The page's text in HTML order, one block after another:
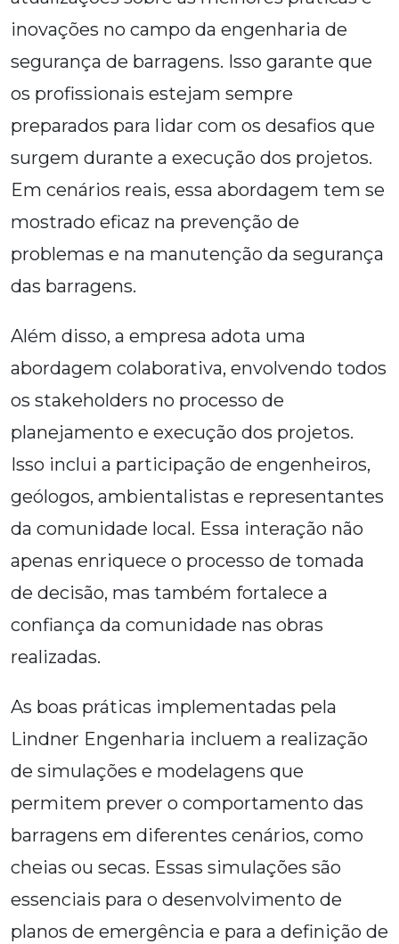
inovações no campo da engenharia de
segurança de barragens. Isso garante que
os profissionais estejam sempre
preparados para lidar com os desafios que
surgem durante a execução dos projetos.
Em cenários reais, essa abordagem tem se
mostrado eficaz na prevenção de
problemas e na manutenção da segurança
das barragens.
Além disso, a empresa adota uma
abordagem colaborativa, envolvendo todos
os stakeholders no processo de
planejamento e execução dos projetos.
Isso inclui a participação de engenheiros,
geólogos, ambientalistas e representantes
da comunidade local. Essa interação não
apenas enriquece o processo de tomada
de decisão, mas também fortalece a
confiança da comunidade nas obras
realizadas.
As boas práticas implementadas pela
Lindner Engenharia incluem a realização
de simulações e modelagens que
permitem prever o comportamento das
barragens em diferentes cenários, como
cheias ou secas. Essas simulações são
essenciais para o desenvolvimento de
planos de emergência e para a definição de